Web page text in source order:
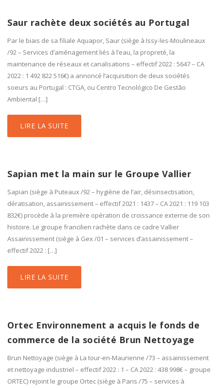
Saur rachète deux sociétés au Portugal
Par le biais de sa filiale Aquapor, Saur (siège à Issy-les-Moulineaux
/92 – Services d’aménagement liés à l’eau, la propreté, la
maintenance de réseaux et canalisations – effectif 2022 : 5647 – CA
2022 : 1 492 822 516€) a annoncé l’acquisition de deux sociétés
soeurs au Portugal : CTGA, ou Centro Tecnológico De Gestão
Ambiental […]
LIRE LA SUITE
Sapian met la main sur le Groupe Vallier
Sapian (siège à Puteaux /92 – hygiène de l’air, désinsectisation,
dératisation, assainissement – effectif 2021 : 1437 – CA 2021 : 119 103
832€) procède à la première opération de croissance externe de son
histoire. Le groupe francilien rachète dans ce cadre Vallier
Assainissement (siège à Gex /01 – services d’assainissement –
effectif 2022 : […]
LIRE LA SUITE
Ortec Environnement a acquis le fonds de
commerce de la société Brun Nettoyage
Brun Nettoyage (siège à La tour-en-Maurienne /73 – assainissement
et nettoyage industriel – effectif 2022 : 1 – CA 2022 : 438 998€ – groupe
ORTEC) rejoint le groupe Ortec (siège à Paris /75 – services à